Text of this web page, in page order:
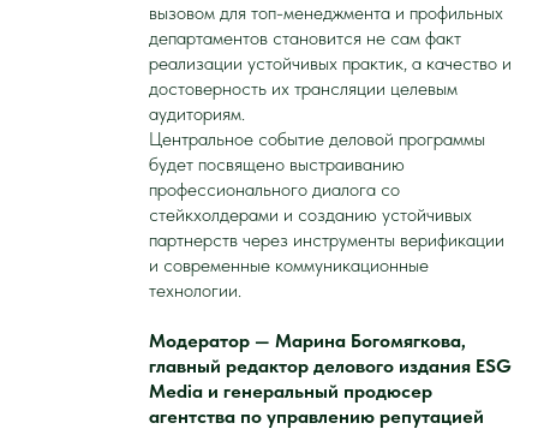
вызовом для топ-менеджмента и профильных
департаментов становится не сам факт
реализации устойчивых практик, а качество и
достоверность их трансляции целевым
аудиториям.
Центральное событие деловой программы
будет посвящено выстраиванию
профессионального диалога со
стейкхолдерами и созданию устойчивых
партнерств через инструменты верификации
и современные коммуникационные
технологии.
Модератор — Марина Богомягкова,
главный редактор делового издания ESG
Media и генеральный продюсер
агентства по управлению репутацией